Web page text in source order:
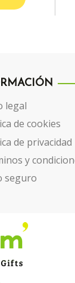
legal
de cookies
de privacidad
y
seguro